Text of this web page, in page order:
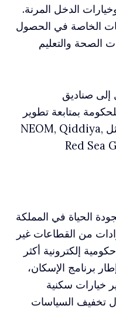
الدخل المرنة.
الخاصة في الحصول
الصحة والتعليم
إلى صناديق
بمتابعة تطوير
المشاريع الاقتصادية العملاقة، مثل NEOM, Qiddiya,
Red Sea
بجودة الحياة في المملكة
من القطاعات غير
إلكترونية أكثر
برنامج الإسكان،
خيارات سكنية
تخفيف السياسات